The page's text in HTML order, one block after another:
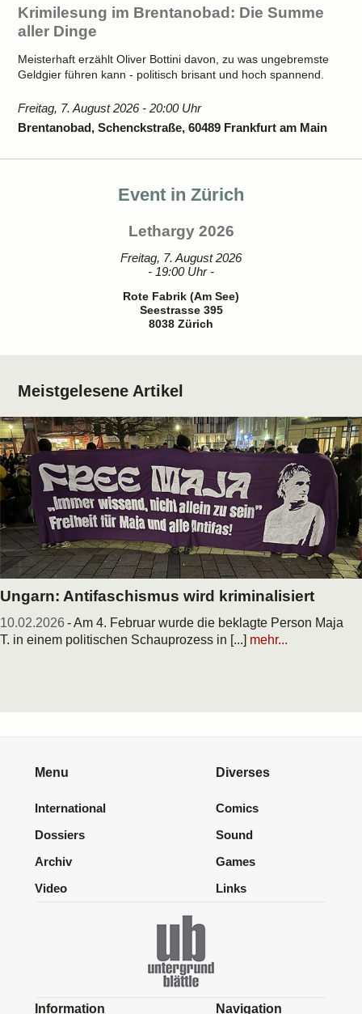
Krimilesung im Brentanobad: Die Summe
aller Dinge
Meisterhaft erzählt Oliver Bottini davon, zu was ungebremste
Geldgier führen kann - politisch brisant und hoch spannend.
Freitag, 7. August 2026 - 20:00 Uhr
Brentanobad, Schenckstraße, 60489 Frankfurt am Main
Event in Zürich
Lethargy 2026
Freitag, 7. August 2026
- 19:00 Uhr -
Rote Fabrik (Am See)
Seestrasse 395
8038 Zürich
Meistgelesene Artikel
Ungarn: Antifaschismus wird kriminalisiert
10.02.2026 - Am 4. Februar wurde die beklagte Person Maja
T. in einem politischen Schauprozess in [...] mehr...
Menu
International
Dossiers
Archiv
Video
Diverses
Comics
Sound
Games
Links
Information Navigation